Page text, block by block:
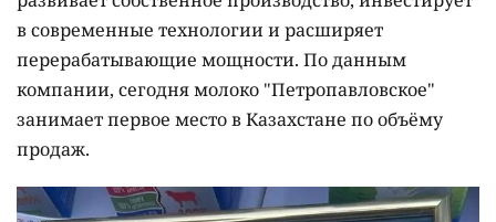
в современные технологии и расширяет
перерабатывающие мощности. По данным
компании, сегодня молоко "Петропавловское"
занимает первое место в Казахстане по объёму
продаж.